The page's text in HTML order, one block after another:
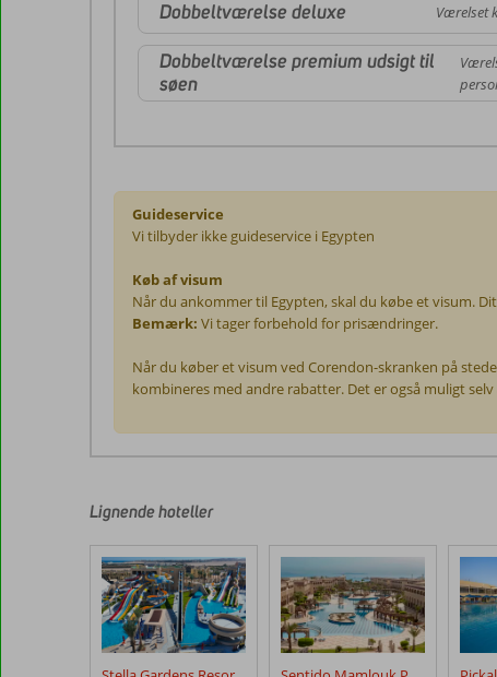
Dobbeltværelse deluxe Værelset
Dobbeltværelse premium udsigt til
søen
Guideservice
Vi tilbyder ikke guideservice i Egypten
Køb af visum
Når du ankommer til Egypten, skal du købe et visum.
Bemærk: Vi tager forbehold for prisændringer.
Når du køber et visum ved Corendon-skranken på
kombineres med andre rabatter. Det er også muligt
af
kunder
efter
deres
ophold
på
Lignende hoteller